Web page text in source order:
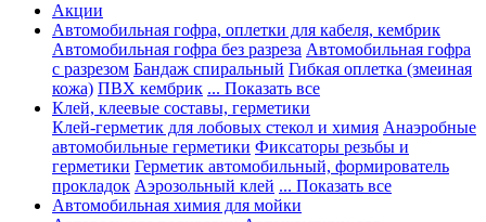
Акции
Автомобильная гофра, оплетки для кабеля, кембрик
Автомобильная гофра без разреза Автомобильная гофра
с разрезом Бандаж спиральный Гибкая оплетка (змеиная
кожа) ПВХ кембрик ... Показать все
Клей, клеевые составы, герметики
Клей-герметик для лобовых стекол и химия Анаэробные
автомобильные герметики Фиксаторы резьбы и
герметики Герметик автомобильный, формирователь
прокладок Аэрозольный клей ... Показать все
Автомобильная химия для мойки